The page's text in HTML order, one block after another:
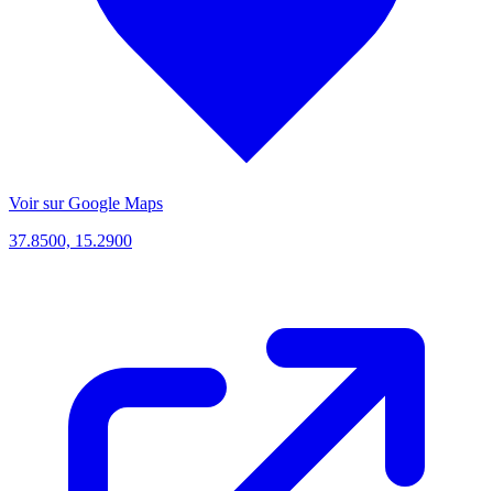
Voir sur Google Maps
37.8500, 15.2900